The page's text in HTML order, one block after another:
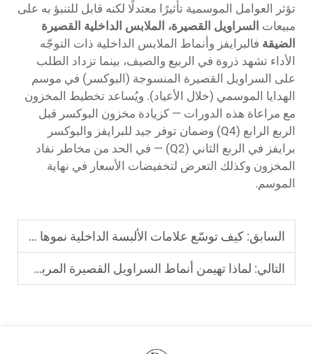
تؤثر العوامل الموسمية تأثيرًا معتدلًا لكنه قابل للتنبؤ به على
مبيعات السراويل القصيرة، الملابس الداخلية القصيرة
الضيقة فالبرايفز وأنماط الملابس الداخلية ذات التوجّه
الأداء تشهد ذروة في الربيع والصيف، بينما تزداد الطلب
على السراويل القصيرة المنسوجة (البوكسر) في موسم
الهدايا الموسمي (خلال الأعياد). ويُساعد تخطيط المخزون
مع مراعاة هذه الدورات — كزيادة مخزون البوكسر قبل
الربع الرابع (Q4) وضمان توفر جيد للبرايفز والبوكسر
برايفز في الربع الثاني (Q2) — في الحد من مخاطر نفاد
المخزون وكذلك التعرض لتخفيضات الأسعار في نهاية
الموسم.
السابق: كيف توسّع علامات الألبسة الداخلية نموها بسرعة أكبر باستخدام الملابس الداخلية المتوفرة في المخزون
التالي: لماذا تهيمن أنماط السراويل القصيرة المربعة (Boxer Brief) على سوق الملابس الداخلية للرجال؟